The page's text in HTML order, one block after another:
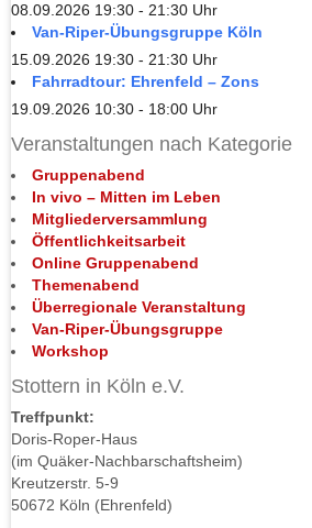
08.09.2026 19:30 - 21:30 Uhr
Van-Riper-Übungsgruppe Köln
15.09.2026 19:30 - 21:30 Uhr
Fahrradtour: Ehrenfeld – Zons
19.09.2026 10:30 - 18:00 Uhr
Veranstaltungen nach Kategorie
Gruppenabend
In vivo – Mitten im Leben
Mitgliederversammlung
Öffentlichkeitsarbeit
Online Gruppenabend
Themenabend
Überregionale Veranstaltung
Van-Riper-Übungsgruppe
Workshop
Stottern in Köln e.V.
Treffpunkt:
Doris-Roper-Haus
(im Quäker-Nachbarschaftsheim)
Kreutzerstr. 5-9
50672 Köln (Ehrenfeld)